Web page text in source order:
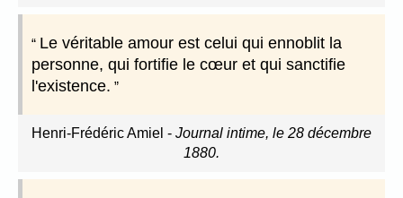
Le véritable amour est celui qui ennoblit la
personne, qui fortifie le cœur et qui sanctifie
l'existence.
Henri-Frédéric Amiel - Journal intime, le 28 décembre
1880.